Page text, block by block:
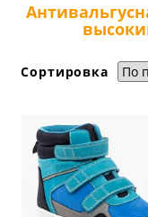
Сортировка